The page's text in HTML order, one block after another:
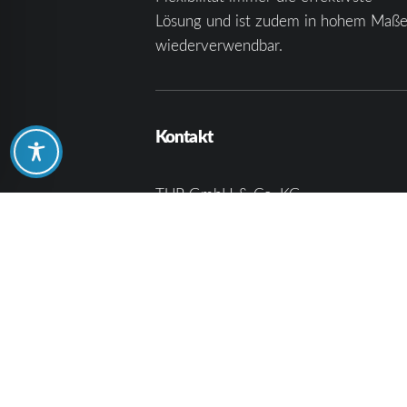
Lösung und ist zudem in hohem Maße
wiederverwendbar.
Kontakt
TUP GmbH & Co. KG